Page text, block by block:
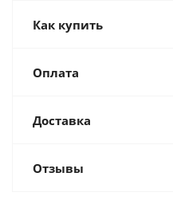
Как купить
Оплата
Доставка
Отзывы